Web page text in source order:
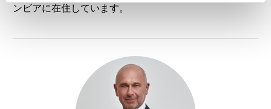
ンビアに在住しています。